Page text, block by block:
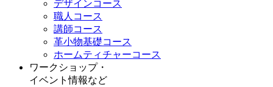
デザインコース
職人コース
講師コース
革小物基礎コース
ホームティチャーコース
ワークショップ・
イベント情報など